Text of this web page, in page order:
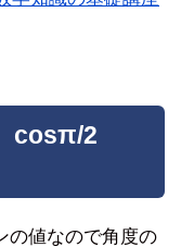
cosπ/2
の値なので角度の